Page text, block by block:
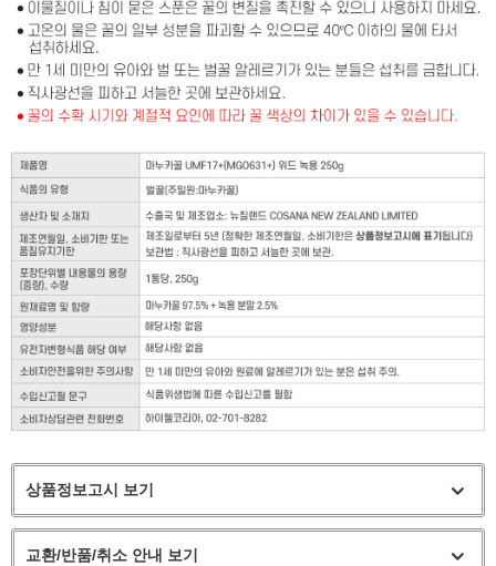
상품정보고시 보기
교환/반품/취소 안내 보기